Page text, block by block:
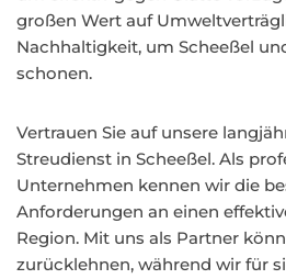
großen Wert auf
Nachhaltigkeit, um Scheeßel
schonen.
Vertrauen Sie auf unsere
Streudienst in Scheeßel. Als
Unternehmen kennen wir die
Anforderungen an einen
Region. Mit uns als Partner
zurücklehnen, während wir für